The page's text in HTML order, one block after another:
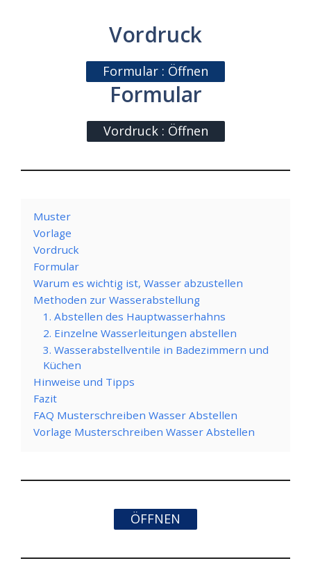
Vordruck
Formular : Öffnen
Formular
Vordruck : Öffnen
Muster
Vorlage
Vordruck
Formular
Warum es wichtig ist, Wasser abzustellen
Methoden zur Wasserabstellung
1. Abstellen des Hauptwasserhahns
2. Einzelne Wasserleitungen abstellen
3. Wasserabstellventile in Badezimmern und
Küchen
Hinweise und Tipps
Fazit
FAQ Musterschreiben Wasser Abstellen
Vorlage Musterschreiben Wasser Abstellen
ÖFFNEN